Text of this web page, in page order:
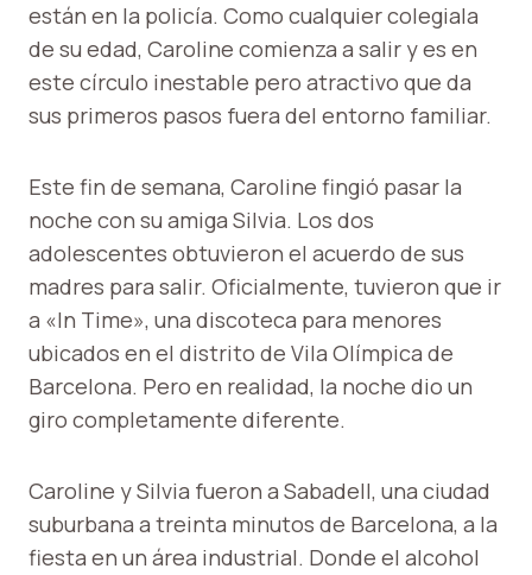
están en la policía. Como cualquier colegiala
de su edad, Caroline comienza a salir y es en
este círculo inestable pero atractivo que da
sus primeros pasos fuera del entorno familiar.
Este fin de semana, Caroline fingió pasar la
noche con su amiga Silvia. Los dos
adolescentes obtuvieron el acuerdo de sus
madres para salir. Oficialmente, tuvieron que ir
a «In Time», una discoteca para menores
ubicados en el distrito de Vila Olímpica de
Barcelona. Pero en realidad, la noche dio un
giro completamente diferente.
Caroline y Silvia fueron a Sabadell, una ciudad
suburbana a treinta minutos de Barcelona, a la
fiesta en un área industrial. Donde el alcohol